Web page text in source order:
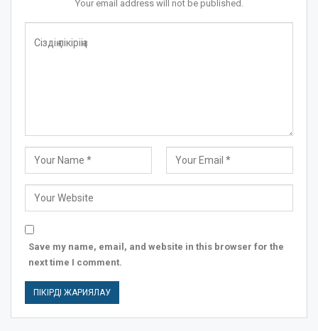
Your email address will not be published.
Save my name, email, and website in this browser for the
next time I comment.